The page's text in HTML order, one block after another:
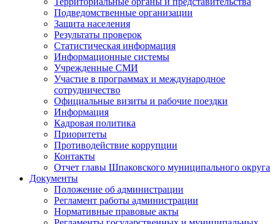
Подведомственные организации
Защита населения
Результаты проверок
Статистическая информация
Информационные системы
Учрежденные СМИ
Участие в программах и международное
сотрудничество
Официальные визиты и рабочие поездки
Информация
Кадровая политика
Приоритеты
Противодействие коррупции
Контакты
Отчет главы Шпаковского муниципального округа
Документы
Положение об администрации
Регламент работы администрации
Нормативные правовые акты